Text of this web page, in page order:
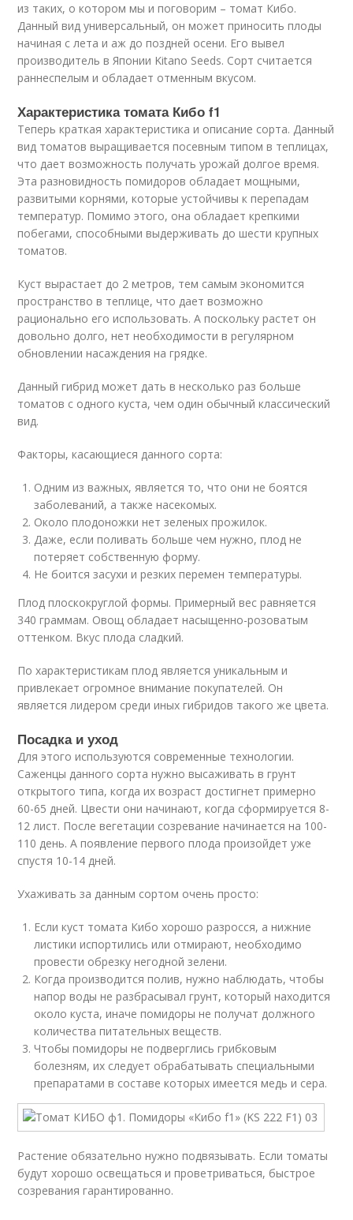
из таких, о котором мы и поговорим – томат Кибо.
Данный вид универсальный, он может приносить плоды
начиная с лета и аж до поздней осени. Его вывел
производитель в Японии Kitano Seeds. Сорт считается
раннеспелым и обладает отменным вкусом.
Характеристика томата Кибо f1
Теперь краткая характеристика и описание сорта. Данный
вид томатов выращивается посевным типом в теплицах,
что дает возможность получать урожай долгое время.
Эта разновидность помидоров обладает мощными,
развитыми корнями, которые устойчивы к перепадам
температур. Помимо этого, она обладает крепкими
побегами, способными выдерживать до шести крупных
томатов.
Куст вырастает до 2 метров, тем самым экономится
пространство в теплице, что дает возможно
рационально его использовать. А поскольку растет он
довольно долго, нет необходимости в регулярном
обновлении насаждения на грядке.
Данный гибрид может дать в несколько раз больше
томатов с одного куста, чем один обычный классический
вид.
Факторы, касающиеся данного сорта:
Одним из важных, является то, что они не боятся
заболеваний, а также насекомых.
Около плодоножки нет зеленых прожилок.
Даже, если поливать больше чем нужно, плод не
потеряет собственную форму.
Не боится засухи и резких перемен температуры.
Плод плоскокруглой формы. Примерный вес равняется
340 граммам. Овощ обладает насыщенно-розоватым
оттенком. Вкус плода сладкий.
По характеристикам плод является уникальным и
привлекает огромное внимание покупателей. Он
является лидером среди иных гибридов такого же цвета.
Посадка и уход
Для этого используются современные технологии.
Саженцы данного сорта нужно высаживать в грунт
открытого типа, когда их возраст достигнет примерно
60-65 дней. Цвести они начинают, когда сформируется 8-
12 лист. После вегетации созревание начинается на 100-
110 день. А появление первого плода произойдет уже
спустя 10-14 дней.
Ухаживать за данным сортом очень просто:
Если куст томата Кибо хорошо разросся, а нижние
листики испортились или отмирают, необходимо
провести обрезку негодной зелени.
Когда производится полив, нужно наблюдать, чтобы
напор воды не разбрасывал грунт, который находится
около куста, иначе помидоры не получат должного
количества питательных веществ.
Чтобы помидоры не подверглись грибковым
болезням, их следует обрабатывать специальными
препаратами в составе которых имеется медь и сера.
Растение обязательно нужно подвязывать. Если томаты
будут хорошо освещаться и проветриваться, быстрое
созревания гарантированно.